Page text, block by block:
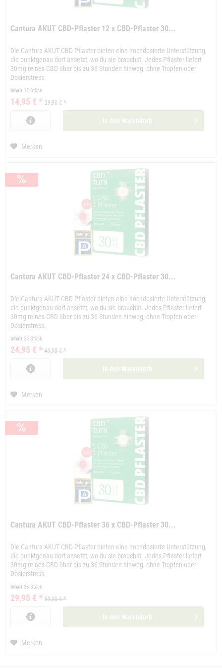
Cantura AKUT CBD-Pflaster 12 x CBD-Pflaster 30...
Die Cantura AKUT CBD-Pflaster bieten eine hochdosierte Unterstützung,
die punktgenau dort ansetzt, wo du sie brauchst. Jedes Pflaster liefert
30mg reines CBD über bis zu 36 Stunden hinweg, ohne Tropfen oder
Dosierstress.
Inhalt 12 Stück
14,95 € * 29,90 € *
In den Warenkorb
Merken
Cantura AKUT CBD-Pflaster 24 x CBD-Pflaster 30...
Die Cantura AKUT CBD-Pflaster bieten eine hochdosierte Unterstützung,
die punktgenau dort ansetzt, wo du sie brauchst. Jedes Pflaster liefert
30mg reines CBD über bis zu 36 Stunden hinweg, ohne Tropfen oder
Dosierstress.
Inhalt 24 Stück
24,95 € * 49,90 € *
In den Warenkorb
Merken
Cantura AKUT CBD-Pflaster 36 x CBD-Pflaster 30...
Die Cantura AKUT CBD-Pflaster bieten eine hochdosierte Unterstützung,
die punktgenau dort ansetzt, wo du sie brauchst. Jedes Pflaster liefert
30mg reines CBD über bis zu 36 Stunden hinweg, ohne Tropfen oder
Dosierstress.
Inhalt 36 Stück
29,95 € * 59,90 € *
In den Warenkorb
Merken